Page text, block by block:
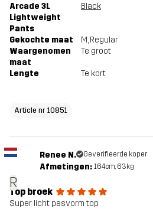
Arcade 3L
Lightweight
Pants
Black
Gekochte maat M, Regular
Waargenomen
maat
Te groot
Lengte Te kort
Article nr 10851
R
Renee N. Geverifieerde koper
Afmetingen: 164cm, 63kg
Top broek
Super licht pasvorm top